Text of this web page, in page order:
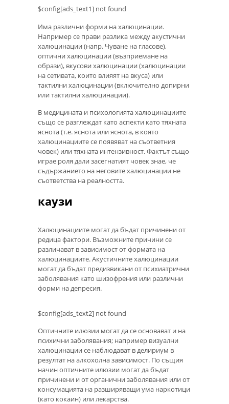
$config[ads_text1] not found
Има различни форми на халюцинации.
Например се прави разлика между акустични
халюцинации (напр. Чуване на гласове),
оптични халюцинации (възприемане на
образи), вкусови халюцинации (халюцинации
на сетивата, които влияят на вкуса) или
тактилни халюцинации (включително допирни
или тактилни халюцинации).
В медицината и психологията халюцинациите
също се разглеждат като аспекти като тяхната
яснота (т.е. яснота или яснота, в която
халюцинациите се появяват на съответния
човек) или тяхната интензивност. Фактът също
играе роля дали засегнатият човек знае, че
съдържанието на неговите халюцинации не
съответства на реалността.
каузи
Халюцинациите могат да бъдат причинени от
редица фактори. Възможните причини се
различават в зависимост от формата на
халюцинациите. Акустичните халюцинации
могат да бъдат предизвикани от психиатрични
заболявания като шизофрения или различни
форми на депресия.
$config[ads_text2] not found
Оптичните илюзии могат да се основават и на
психични заболявания; например визуални
халюцинации се наблюдават в делириум в
резултат на алкохолна зависимост. По същия
начин оптичните илюзии могат да бъдат
причинени и от органични заболявания или от
консумацията на разширяващи ума наркотици
(като кокаин) или лекарства.